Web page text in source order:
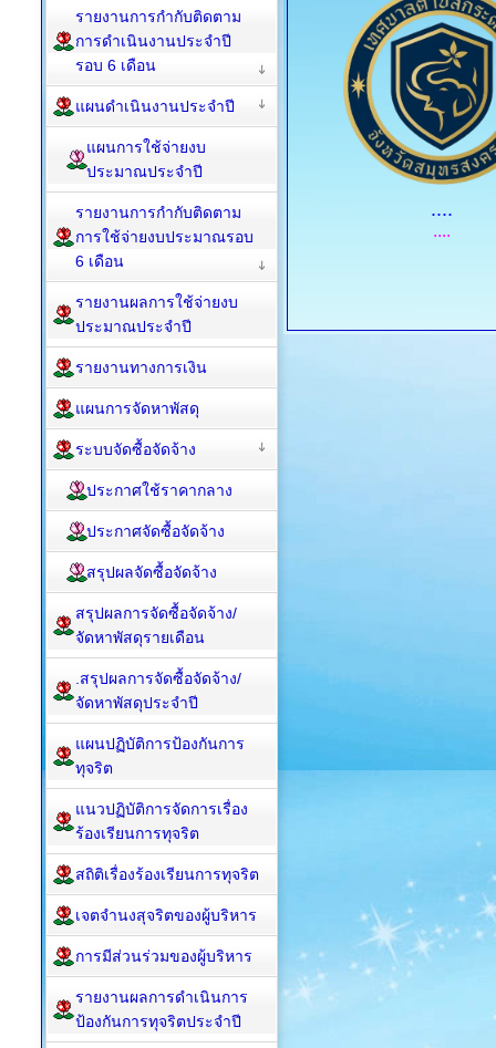
....
....
รายงานการกำกับติดตาม
การดำเนินงานประจำปี
รอบ 6 เดือน
แผนดำเนินงานประจำปี
แผนการใช้จ่ายงบ
ประมาณประจำปี
รายงานการกำกับติดตาม
การใช้จ่ายงบประมาณรอบ
6 เดือน
รายงานผลการใช้จ่ายงบ
ประมาณประจำปี
รายงานทางการเงิน
แผนการจัดหาพัสดุ
ระบบจัดซื้อจัดจ้าง
ประกาศใช้ราคากลาง
ประกาศจัดซื้อจัดจ้าง
สรุปผลจัดซื้อจัดจ้าง
สรุปผลการจัดซื้อจัดจ้าง/
จัดหาพัสดุรายเดือน
.สรุปผลการจัดซื้อจัดจ้าง/
จัดหาพัสดุประจำปี
แผนปฏิบัติการป้องกันการ
ทุจริต
แนวปฏิบัติการจัดการเรื่อง
ร้องเรียนการทุจริต
สถิติเรื่องร้องเรียนการทุจริต
เจตจำนงสุจริตของผู้บริหาร
การมีส่วนร่วมของผู้บริหาร
รายงานผลการดำเนินการ
ป้องกันการทุจริตประจำปี